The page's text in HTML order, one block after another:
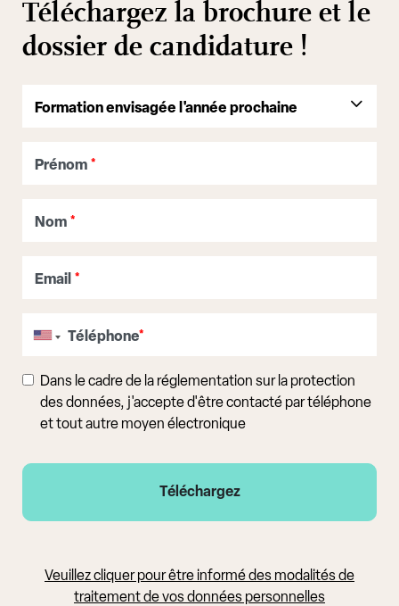
Téléchargez la brochure et le
dossier de candidature !
Prénom *
Nom *
Email *
Téléphone*
Dans le cadre de la réglementation sur la protection
des données, j'accepte d'être contacté par téléphone
et tout autre moyen électronique
Veuillez cliquer pour être informé des modalités de
traitement de vos données personnelles